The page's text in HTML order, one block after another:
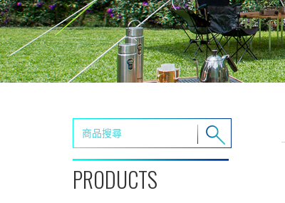
PRODUCTS